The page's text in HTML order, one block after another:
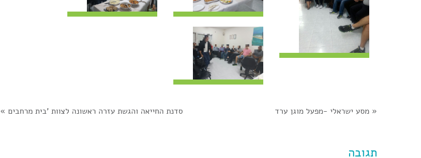
« מסע ישראלי -מפעל מוגן ערד סדנת החייאה והגשת עזרה ראשונה לצוות 'בית מרחבים»
תגובה